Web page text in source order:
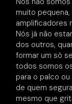
muito
amplificadores
Nós já não
dos outros,
formar um só
todos somos
para o palco
de quem
mesmo que